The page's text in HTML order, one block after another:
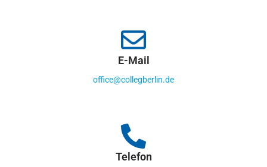
E-Mail
office@collegberlin.de
Telefon